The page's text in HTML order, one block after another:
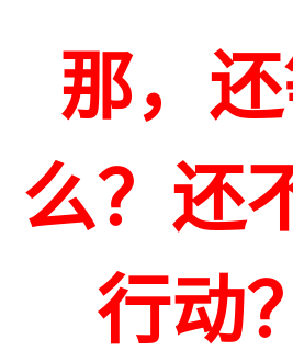
那，
么？还
行动